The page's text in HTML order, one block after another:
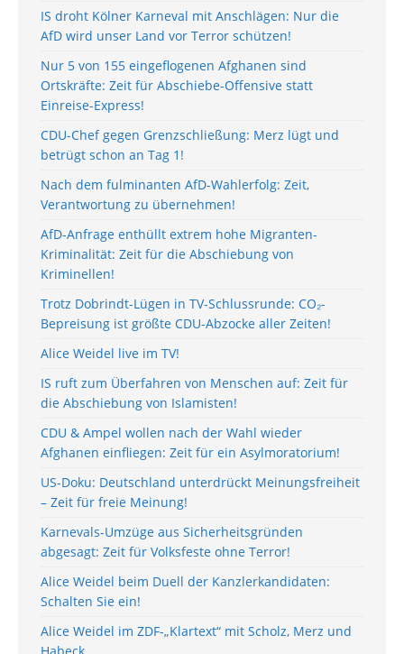
IS droht Kölner Karneval mit Anschlägen: Nur die
AfD wird unser Land vor Terror schützen!
Nur 5 von 155 eingeflogenen Afghanen sind
Ortskräfte: Zeit für Abschiebe-Offensive statt
Einreise-Express!
CDU-Chef gegen Grenzschließung: Merz lügt und
betrügt schon an Tag 1!
Nach dem fulminanten AfD-Wahlerfolg: Zeit,
Verantwortung zu übernehmen!
AfD-Anfrage enthüllt extrem hohe Migranten-
Kriminalität: Zeit für die Abschiebung von
Kriminellen!
Trotz Dobrindt-Lügen in TV-Schlussrunde: CO₂-
Bepreisung ist größte CDU-Abzocke aller Zeiten!
Alice Weidel live im TV!
IS ruft zum Überfahren von Menschen auf: Zeit für
die Abschiebung von Islamisten!
CDU & Ampel wollen nach der Wahl wieder
Afghanen einfliegen: Zeit für ein Asylmoratorium!
US-Doku: Deutschland unterdrückt Meinungsfreiheit
– Zeit für freie Meinung!
Karnevals-Umzüge aus Sicherheitsgründen
abgesagt: Zeit für Volksfeste ohne Terror!
Alice Weidel beim Duell der Kanzlerkandidaten:
Schalten Sie ein!
Alice Weidel im ZDF-„Klartext“ mit Scholz, Merz und